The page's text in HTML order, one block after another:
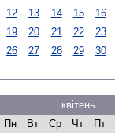
12 13 14 15 16
19
20 21 22 23
26
27 28 29 30
квітень
Пн
Вт Ср Чт Пт